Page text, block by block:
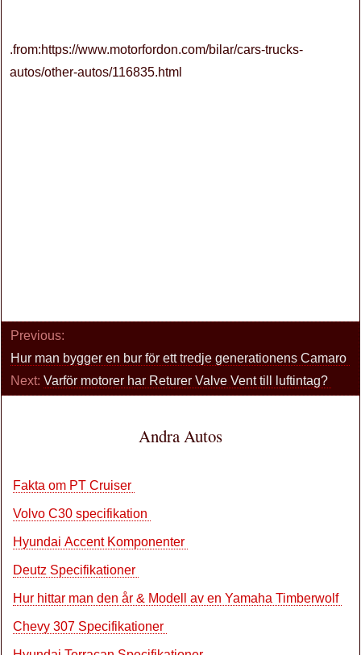
.from:https://www.motorfordon.com/bilar/cars-trucks-
autos/other-autos/116835.html
Previous:
Hur man bygger en bur för ett tredje generationens Camaro
Next: Varför motorer har Returer Valve Vent till luftintag?
Andra Autos
Fakta om PT Cruiser
Volvo C30 specifikation
Hyundai Accent Komponenter
Deutz Specifikationer
Hur hittar man den år & Modell av en Yamaha Timberwolf
Chevy 307 Specifikationer